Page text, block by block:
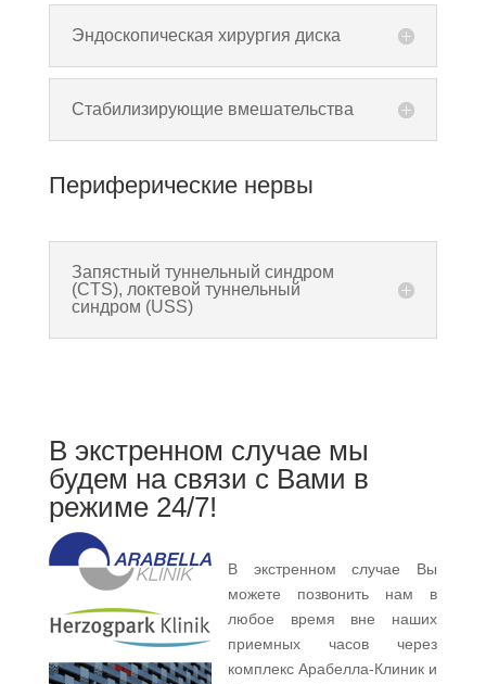
Эндоскопическая хирургия диска
Стабилизирующие вмешательства
Периферические нервы
Запястный туннельный синдром
(CTS), локтевой туннельный
синдром (USS)
В экстренном случае мы
будем на связи с Вами в
режиме 24/7!
В экстренном случае Вы
можете позвонить нам в
любое время вне наших
приемных часов через
комплекс Арабелла-Клиник и